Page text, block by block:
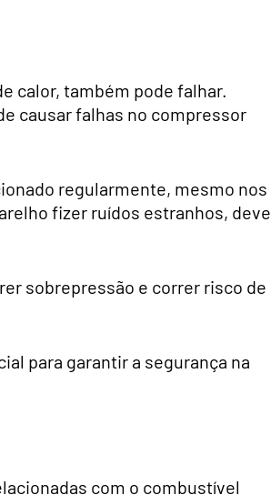
calor, também pode falhar.
causar falhas no compressor
regularmente, mesmo nos
fizer ruídos estranhos, deve
sobrepressão e correr risco de
para garantir a segurança na
com o combustível